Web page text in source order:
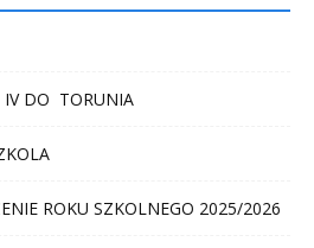
IV DO TORUNIA
ROKU SZKOLNEGO 2025/2026